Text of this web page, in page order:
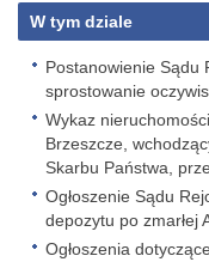
W tym dziale
Postanowienie Sądu
sprostowanie
Wykaz
Brzeszcze,
Skarbu Państwa,
Ogłoszenie Sądu
depozytu po zmarłej
Ogłoszenia